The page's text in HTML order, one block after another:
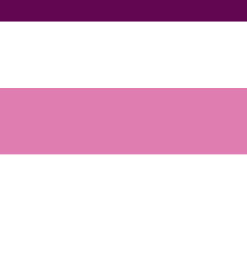
Asociación sin ánimo de lucro